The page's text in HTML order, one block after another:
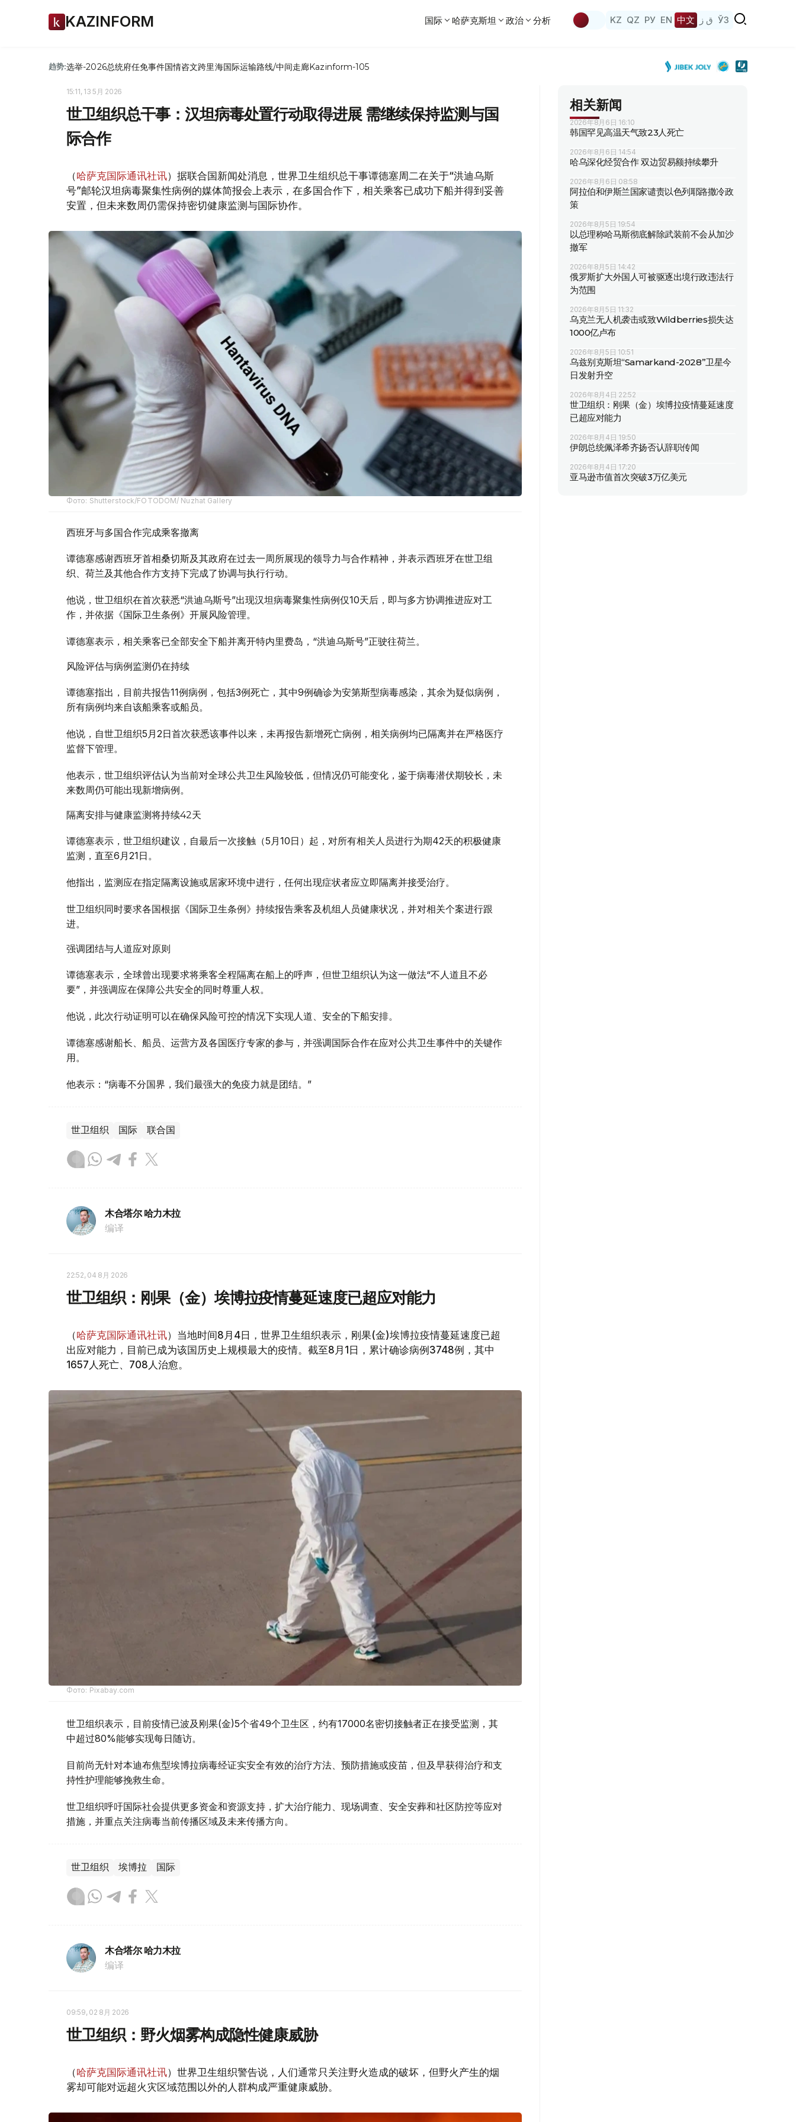
KAZINFORM 国际 哈萨克斯坦 政治 分析 KZ QZ РУ EN 中文 ق ز ЎЗ
趋势:选举-2026总统府任免事件国情咨文跨里海国际运输路线/中间走廊Kazinform-105
15:11, 13 5月 2026
世卫组织总干事：汉坦病毒处置行动取得进展 需继续保持监测与国
际合作
（哈萨克国际通讯社讯）据联合国新闻处消息，世界卫生组织总干事谭德塞周二在关于“洪迪乌斯
号”邮轮汉坦病毒聚集性病例的媒体简报会上表示，在多国合作下，相关乘客已成功下船并得到妥善
安置，但未来数周仍需保持密切健康监测与国际协作。
Фото: Shutterstock/FOTODOM/ Nuzhat Gallery
西班牙与多国合作完成乘客撤离
谭德塞感谢西班牙首相桑切斯及其政府在过去一周所展现的领导力与合作精神，并表示西班牙在世卫组
织、荷兰及其他合作方支持下完成了协调与执行行动。
他说，世卫组织在首次获悉“洪迪乌斯号”出现汉坦病毒聚集性病例仅10天后，即与多方协调推进应对工
作，并依据《国际卫生条例》开展风险管理。
谭德塞表示，相关乘客已全部安全下船并离开特内里费岛，“洪迪乌斯号”正驶往荷兰。
风险评估与病例监测仍在持续
谭德塞指出，目前共报告11例病例，包括3例死亡，其中9例确诊为安第斯型病毒感染，其余为疑似病例，
所有病例均来自该船乘客或船员。
他说，自世卫组织5月2日首次获悉该事件以来，未再报告新增死亡病例，相关病例均已隔离并在严格医疗
监督下管理。
他表示，世卫组织评估认为当前对全球公共卫生风险较低，但情况仍可能变化，鉴于病毒潜伏期较长，未
来数周仍可能出现新增病例。
隔离安排与健康监测将持续42天
谭德塞表示，世卫组织建议，自最后一次接触（5月10日）起，对所有相关人员进行为期42天的积极健康
监测，直至6月21日。
他指出，监测应在指定隔离设施或居家环境中进行，任何出现症状者应立即隔离并接受治疗。
世卫组织同时要求各国根据《国际卫生条例》持续报告乘客及机组人员健康状况，并对相关个案进行跟
进。
强调团结与人道应对原则
谭德塞表示，全球曾出现要求将乘客全程隔离在船上的呼声，但世卫组织认为这一做法“不人道且不必
要”，并强调应在保障公共安全的同时尊重人权。
他说，此次行动证明可以在确保风险可控的情况下实现人道、安全的下船安排。
谭德塞感谢船长、船员、运营方及各国医疗专家的参与，并强调国际合作在应对公共卫生事件中的关键作
用。
他表示：“病毒不分国界，我们最强大的免疫力就是团结。”
世卫组织 国际 联合国
木合塔尔 哈力木拉
编译
22:52, 04 8月 2026
世卫组织：刚果（金）埃博拉疫情蔓延速度已超应对能力
（哈萨克国际通讯社讯）当地时间8月4日，世界卫生组织表示，刚果(金)埃博拉疫情蔓延速度已超
出应对能力，目前已成为该国历史上规模最大的疫情。截至8月1日，累计确诊病例3748例，其中
1657人死亡、708人治愈。
Фото: Pixabay.com
世卫组织表示，目前疫情已波及刚果(金)5个省49个卫生区，约有17000名密切接触者正在接受监测，其
中超过80%能够实现每日随访。
目前尚无针对本迪布焦型埃博拉病毒经证实安全有效的治疗方法、预防措施或疫苗，但及早获得治疗和支
持性护理能够挽救生命。
世卫组织呼吁国际社会提供更多资金和资源支持，扩大治疗能力、现场调查、安全安葬和社区防控等应对
措施，并重点关注病毒当前传播区域及未来传播方向。
世卫组织 埃博拉 国际
木合塔尔 哈力木拉
编译
09:59, 02 8月 2026
世卫组织：野火烟雾构成隐性健康威胁
（哈萨克国际通讯社讯）世界卫生组织警告说，人们通常只关注野火造成的破坏，但野火产生的烟
雾却可能对远超火灾区域范围以外的人群构成严重健康威胁。
相关新闻
2026年8月6日 16:10
韩国罕见高温天气致23人死亡
2026年8月6日 14:54
哈乌深化经贸合作 双边贸易额持续攀升
2026年8月6日 08:58
阿拉伯和伊斯兰国家谴责以色列耶路撒冷政
策
2026年8月5日 19:54
以总理称哈马斯彻底解除武装前不会从加沙
撤军
2026年8月5日 14:42
俄罗斯扩大外国人可被驱逐出境行政违法行
为范围
2026年8月5日 11:32
乌克兰无人机袭击或致Wildberries损失达
1000亿卢布
2026年8月5日 10:51
乌兹别克斯坦“Samarkand-2028”卫星今
日发射升空
2026年8月4日 22:52
世卫组织：刚果（金）埃博拉疫情蔓延速度
已超应对能力
2026年8月4日 19:50
伊朗总统佩泽希齐扬否认辞职传闻
2026年8月4日 17:20
亚马逊市值首次突破3万亿美元